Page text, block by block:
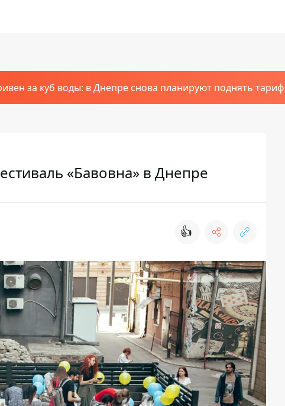
за куб воды: в Днепре снова планируют поднять тариф
«Бавовна» в Днепре
👍